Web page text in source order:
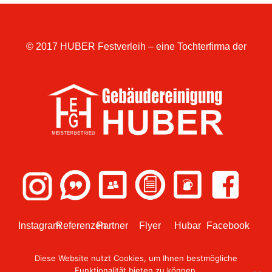
© 2017 HUBER Festverleih – eine Tochterfirma der
InstagramReferenzenPartner Flyer Hubar Facebook
Diese Website nutzt Cookies, um Ihnen bestmögliche